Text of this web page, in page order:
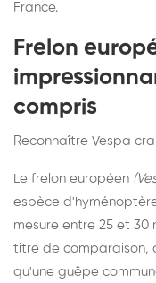
France.
Frelon
compris
Reconnaître Vespa
Le frelon européen
espèce
mesure entre 25 et 30
titre de comparaison,
qu'une guêpe